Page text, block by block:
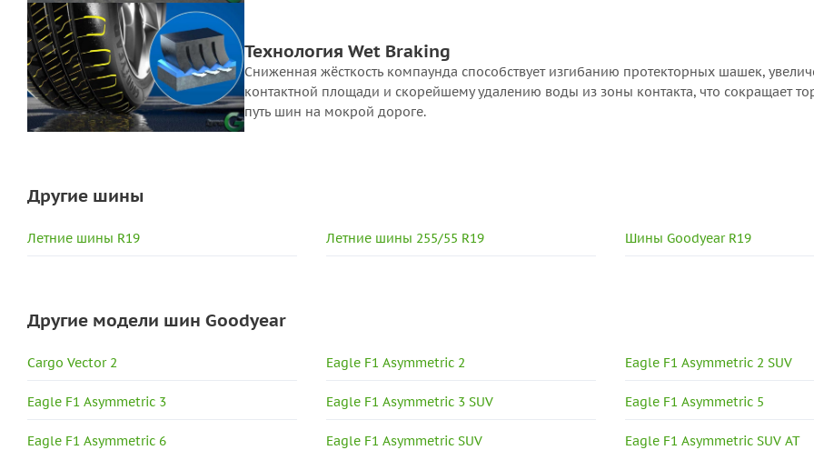
Технология Wet Braking
Сниженная жёсткость компаунда способствует изгибанию протекторных шашек,
контактной площади и скорейшему удалению воды из зоны контакта, что сокращает
путь шин на мокрой дороге.
Другие шины
Летние шины R19 Летние шины 255/55 R19 Шины Goodyear R19
Другие модели шин Goodyear
Cargo Vector 2 Eagle F1 Asymmetric 2 Eagle F1 Asymmetric 2 SUV
Eagle F1 Asymmetric 3 Eagle F1 Asymmetric 3 SUV Eagle F1 Asymmetric 5
Eagle F1 Asymmetric 6 Eagle F1 Asymmetric SUV Eagle F1 Asymmetric SUV AT